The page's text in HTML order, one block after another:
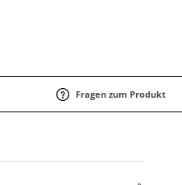
Fragen zum Produkt